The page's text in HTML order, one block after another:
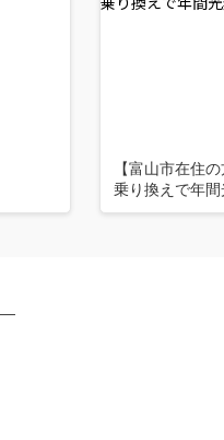
【富山市在住
乗り換えで年